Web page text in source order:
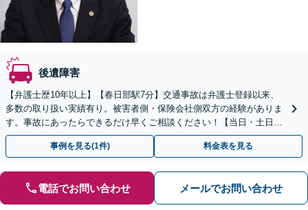
後遺障害
【弁護士歴10年以上】【春日部駅7分】交通事故は弁護士登録以来、
多数の取り扱い実績有り。被害者側・保険会社側双方の経験がありま
す。事故にあったらできるだけ早くご相談ください！【当日・土日祝
日・夜間・応相談対応可能】
事例を見る(1件) 料金表を見る
電話でお問い合わせ メールでお問い合わせ